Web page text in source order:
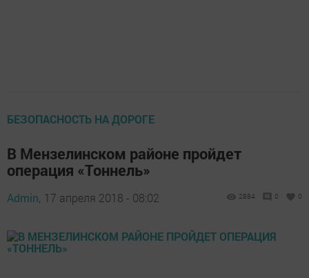
БЕЗОПАСНОСТЬ НА ДОРОГЕ
В Мензелинском районе пройдет
операция «Тоннель»
Admin, 17 апреля 2018 - 08:02 2884 0 0